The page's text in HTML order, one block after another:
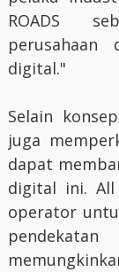
ROADS
perusahaan
digital."
Selain
juga
dapat
digital ini. All
operator